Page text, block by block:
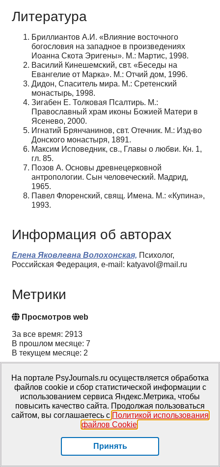
Литература
Бриллиантов А.И. «Влияние восточного
богословия на западное в произведениях
Иоанна Скота Эригены». М.: Мартис, 1998.
Василий Кинешемский, свт. «Беседы на
Евангелие от Марка». М.: Отчий дом, 1996.
Дидон, Спаситель мира. М.: Сретенский
монастырь, 1998.
Зигабен Е. Толковая Псалтирь. М.:
Православный храм иконы Божией Матери в
Ясенево, 2000.
Игнатий Брянчанинов, свт. Отечник. М.: Изд-во
Донского монастыря, 1891.
Максим Исповедник, св., Главы о любви. Кн. 1,
гл. 85.
Позов А. Основы древнецерковной
антропологии. Сын человеческий. Мадрид,
1965.
Павел Флоренский, свящ. Имена. М.: «Купина»,
1993.
Информация об авторах
Елена Яковлевна Волохонская, Психолог,
Российская Федерация, e-mail: katyavol@mail.ru
Метрики
Просмотров web
За все время: 2913
В прошлом месяце: 7
В текущем месяце: 2
Скачиваний PDF
За все время: 598
В прошлом месяце: 6
В текущем месяце: 1
На портале PsyJournals.ru осуществляется обработка
файлов cookie и сбор статистической информации с
использованием сервиса Яндекс.Метрика, чтобы
повысить качество сайта. Продолжая пользоваться
сайтом, вы соглашаетесь с Политикой использования
файлов Cookie.
Принять